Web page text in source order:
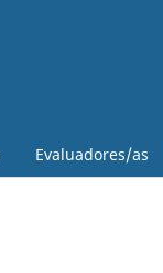
Evaluadores/as